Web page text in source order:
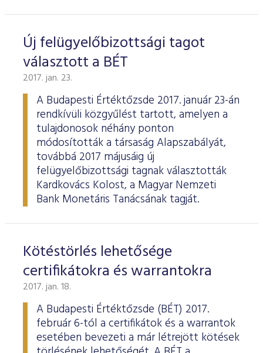
Új felügyelőbizottsági tagot
választott a BÉT
2017. jan. 23.
A Budapesti Értéktőzsde 2017. január 23-án
rendkívüli közgyűlést tartott, amelyen a
tulajdonosok néhány ponton
módosították a társaság Alapszabályát,
továbbá 2017 májusáig új
felügyelőbizottsági tagnak választották
Kardkovács Kolost, a Magyar Nemzeti
Bank Monetáris Tanácsának tagját.
Kötéstörlés lehetősége
certifikátokra és warrantokra
2017. jan. 18.
A Budapesti Értéktőzsde (BÉT) 2017.
február 6-tól a certifikátok és a warrantok
esetében bevezeti a már létrejött kötések